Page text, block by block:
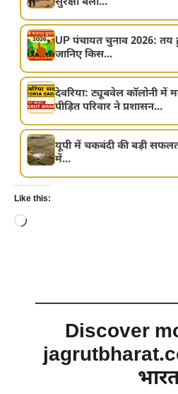
UP पंचायत चुनाव 2026: तय
जानिए किस...
देवरिया: ट्यूबवेल कॉलोनी में
पीड़ित परिवार ने प्रशासन...
यूपी में चकबंदी की बड़ी
में...
Like this:
Loading…
Discover